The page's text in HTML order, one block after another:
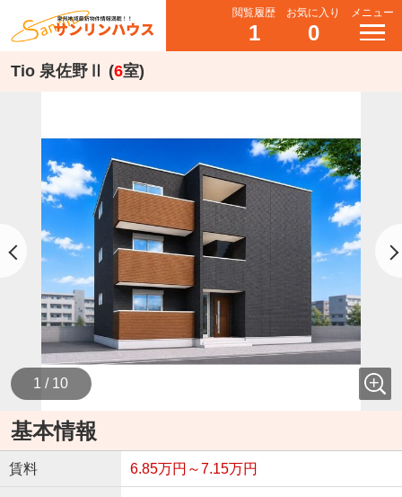
閲覧履歴
1
お気に入り
0
メニュー
Tio 泉佐野Ⅱ (6室)
1 / 10
基本情報
賃料 6.85万円～7.15万円